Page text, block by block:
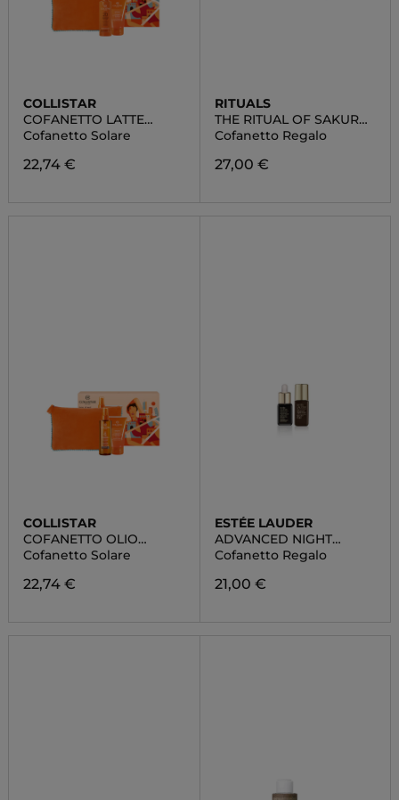
COLLISTAR
COFANETTO LATTE
SPRAY ABBRONZANTE
IDRATANTE SPF 20
Cofanetto Solare
22,74 €
RITUALS
THE RITUAL OF SAKURA
SMALL
Cofanetto Regalo
27,00 €
COLLISTAR
COFANETTO OLIO
SECCO
SUPERABBRONZANTE
IDRATANTE SPF 6
Cofanetto Solare
22,74 €
ESTÉE LAUDER
ADVANCED NIGHT
REPAIR DUO SET
Cofanetto Regalo
21,00 €